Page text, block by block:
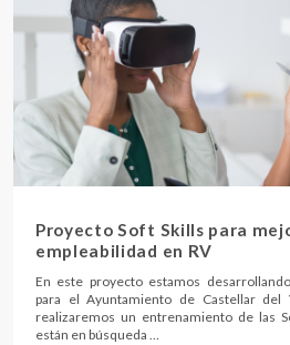
Proyecto Soft Skills para
empleabilidad en RV
En este proyecto estamos
para el Ayuntamiento de Castellar del
realizaremos un entrenamiento de las
están en búsqueda …